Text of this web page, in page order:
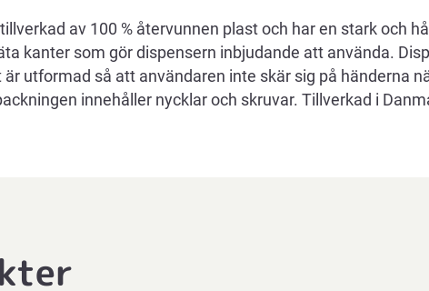
av 100 % återvunnen plast och har en stark och
kanter som gör dispensern inbjudande att använda.
utformad så att användaren inte skär sig på händerna
innehåller nycklar och skruvar. Tillverkad i